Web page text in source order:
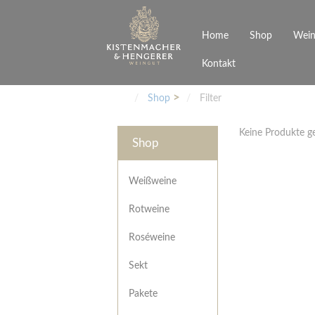
Home Shop
Weißweine
Roséweine
Junges Schwaben
Veranstaltungen
Kontakt
Shop Filter
Shop
Weißweine
Rotweine
Roséweine
Sekt
Pakete
Keine Produkte